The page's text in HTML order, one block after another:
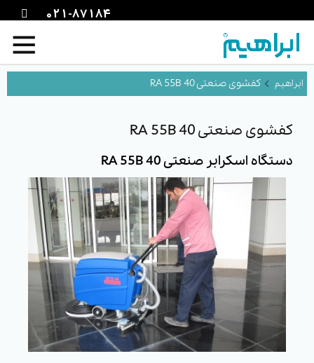
021-87184
کفشوی صنعتی RA 55B 40
کفشوی صنعتی RA 55B 40
دستگاه اسکرابر صنعتی RA 55B 40